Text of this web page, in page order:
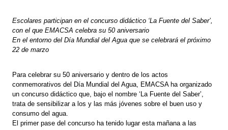
Escolares participan en el concurso didáctico ‘La Fuente del Saber’,
con el que EMACSA celebra su 50 aniversario
En el entorno del Día Mundial del Agua que se celebrará el próximo
22 de marzo
Para celebrar su 50 aniversario y dentro de los actos
conmemorativos del Día Mundial del Agua, EMACSA ha organizado
un concurso didáctico que, bajo el nombre ‘La Fuente del Saber’,
trata de sensibilizar a los y las más jóvenes sobre el buen uso y
consumo del agua.
El primer pase del concurso ha tenido lugar esta mañana a las